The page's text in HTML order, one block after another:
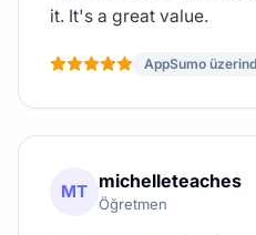
it. It's a great value.
AppSumo
MT michelleteaches
Öğretmen